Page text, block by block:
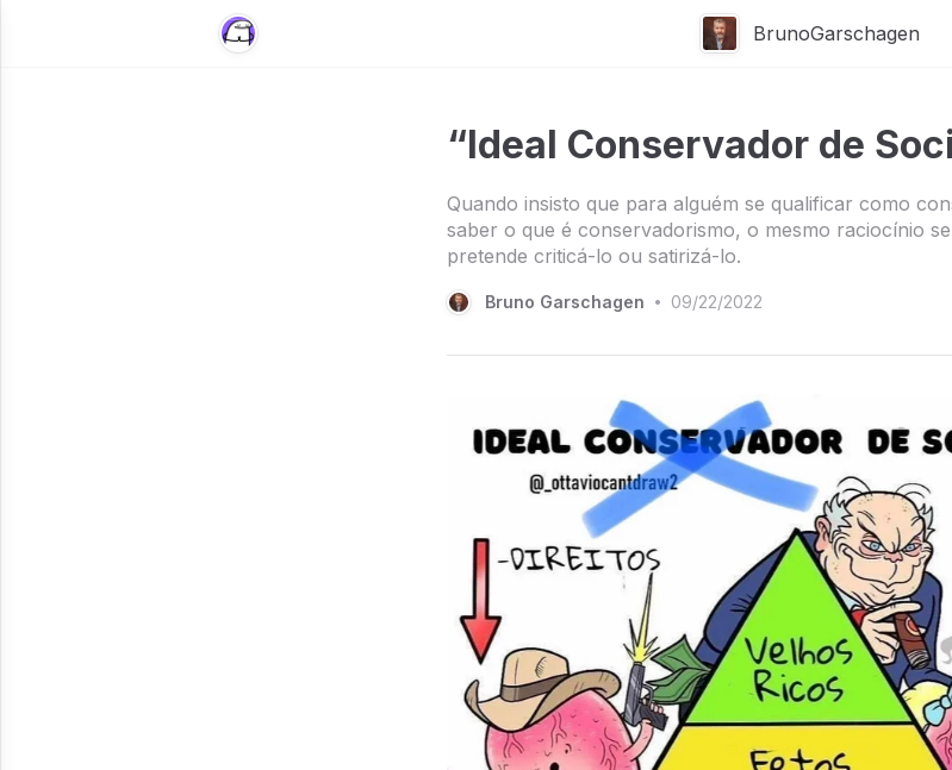
BrunoGarschagen
“Ideal Conservador de
Quando insisto que para alguém se qualificar como
saber o que é conservadorismo, o mesmo raciocínio
pretende criticá-lo ou satirizá-lo.
Bruno Garschagen • 09/22/2022